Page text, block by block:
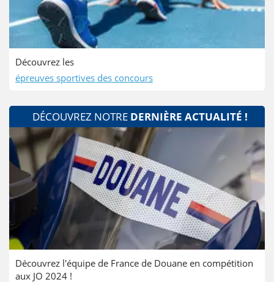
Découvrez les
épreuves sportives des concours
DÉCOUVREZ NOTRE DERNIÈRE ACTUALITÉ !
Découvrez l'équipe de France de Douane en compétition
aux JO 2024 !